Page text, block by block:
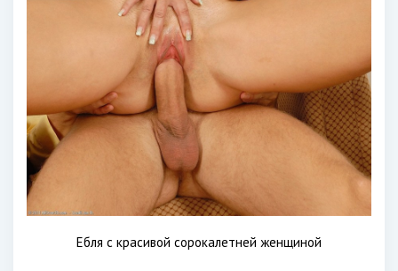
Ебля с красивой сорокалетней женщиной